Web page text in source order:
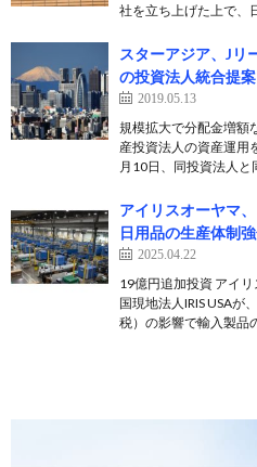
社を立ち上げた上で、
スターアジア、Jリ
の投資法人統合提案
2019.05.13
規模拡大で分配金増額
産投資法人の資産運用
月10日、同投資法人
アイリスオーヤマ
日用品の生産体制
2025.04.22
19億円追加投資 アイ
国現地法人IRIS USAが
税）の影響で輸入製品